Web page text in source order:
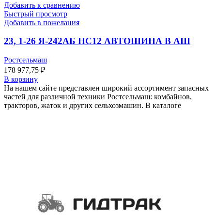
Добавить к сравнению
Быстрый просмотр
Добавить в пожелания
23, 1-26 Я-242АБ НС12 АВТОШИНА В АШ
Ростсельмаш
178 977,75 ₽
В корзину
На нашем сайте представлен широкий ассортимент запасных
частей для различной техники Ростсельмаш: комбайнов,
тракторов, жаток и других сельхозмашин. В каталоге